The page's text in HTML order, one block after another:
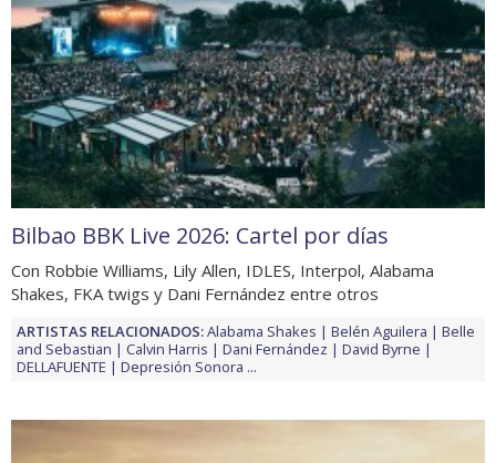
Bilbao BBK Live 2026: Cartel por días
Con Robbie Williams, Lily Allen, IDLES, Interpol, Alabama
Shakes, FKA twigs y Dani Fernández entre otros
ARTISTAS RELACIONADOS:Alabama Shakes Belén Aguilera
Belle
and Sebastian
Calvin Harris Dani Fernández
David Byrne
DELLAFUENTE
Depresión Sonora ...